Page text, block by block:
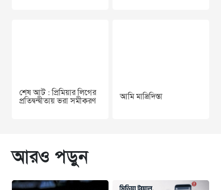
শেষ আট : প্রিমিয়ার লিগের
প্রতিদ্বন্দ্বীতায় ভরা সমীকরণ
আমি মাদ্রিদিস্তা
আরও পড়ুন